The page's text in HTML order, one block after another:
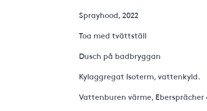
Sprayhood, 2022
Toa med tvättställ
Dusch på badbryggan
Kylaggregat Isoterm, vattenkyld.
Vattenburen värme, Ebersprächer